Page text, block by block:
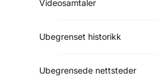
Videosamtaler
Ubegrenset historikk
Ubegrensede nettsteder